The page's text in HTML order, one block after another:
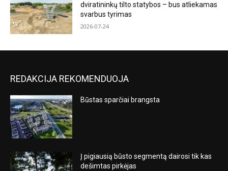
dviratininkų tilto statybos – bus atliekamas
svarbus tyrimas
2026-07-24
REDAKCIJA REKOMENDUOJA
Būstas sparčiai brangsta
Į pigiausią būsto segmentą dairosi tik kas
dešimtas pirkėjas